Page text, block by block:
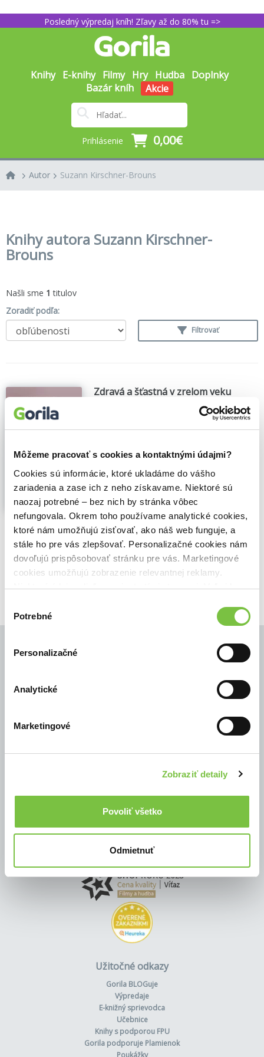
Môžeme pracovať s cookies a kontaktnými údajmi?
Cookies sú informácie, ktoré ukladáme do vášho
zariadenia a zase ich z neho získavame. Niektoré sú
naozaj potrebné – bez nich by stránka vôbec
nefungovala. Okrem toho používame analytické cookies,
ktoré nám umožňujú zisťovať, ako náš web funguje, a
stále ho pre vás zlepšovať. Personalizačné cookies nám
dovoľujú prispôsobovať stránku pre vás. Marketingové
cookies umožňujú zobrazenie relevantnej reklamy.
Niektoré údaje zdieľame aj s tretími stranami. Veľmi by
cookies.
súhlasu
Potrebné
Personalizačné
Analytické
Marketingové
Zobraziť detaily
Povoliť všetko
Odmietnuť
Posledný výpredaj kníh! Zľavy až do 80% tu =>
Knihy E-knihy Filmy Hry Hudba Doplnky
Bazár kníh
Akcie
Prihlásenie 0,00€
Autor Suzann Kirschner-Brouns
Knihy autora Suzann Kirschner-
Brouns
Našli sme 1 titulov
Zoradiť podľa:
Filtrovať
Zdravá a šťastná v zrelom veku
Suzann Kirschner-
Využite silu svojich hormónov
hormonálnych zmenách v zrelom veku.
Ponúka praktické stratégie pre zvládnutie
perimenopauzy a menopauzy, aby ste sa
cítili zdravo, energicky a vyrovnane.
Zobraziť viac
🌴 Máme na sklade, posielame ihneď.
1,40€ Do košíka
Užitočné odkazy
Gorila BLOGuje
Výpredaje
E-knižný sprievodca
Učebnice
Knihy s podporou FPU
Gorila podporuje Plamienok